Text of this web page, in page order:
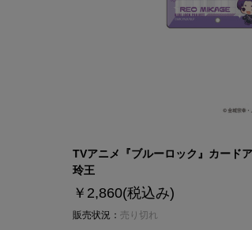
TVアニメ『ブルーロック』カード
玲王
￥2,860(税込み)
販売状況： 売り切れ